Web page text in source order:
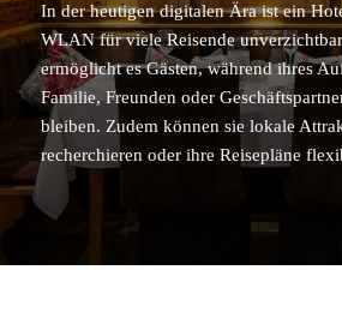
In der heutigen digitalen Ära ist ein
WLAN für viele Reisende
ermöglicht es Gästen, während ihres
Familie, Freunden oder
bleiben. Zudem können sie lokale
recherchieren oder ihre Reisepläne